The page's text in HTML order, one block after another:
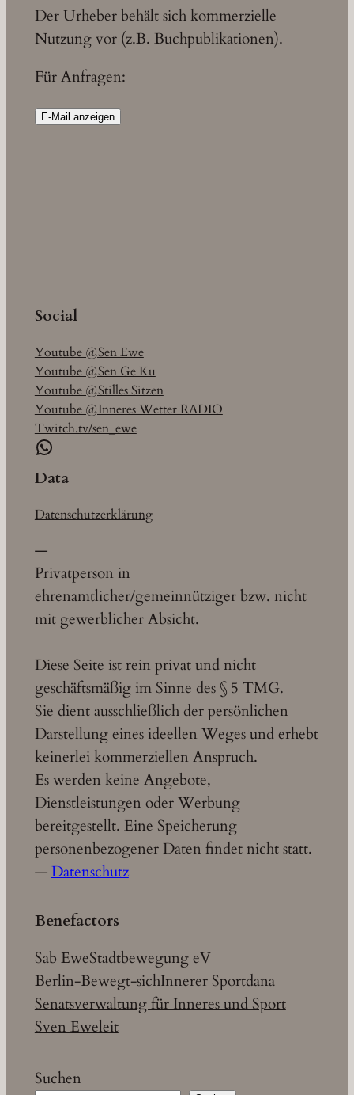
Der Urheber behält sich kommerzielle
Nutzung vor (z.B. Buchpublikationen).
Für Anfragen:
E-Mail anzeigen
Social
Youtube @Sen Ewe
Youtube @Sen Ge Ku
Youtube @Stilles Sitzen
Youtube @Inneres Wetter RADIO
Twitch.tv/sen_ewe
WhatsApp
Data
Datenschutzerklärung
—
Privatperson in
ehrenamtlicher/gemeinnütziger bzw. nicht
mit gewerblicher Absicht.
Diese Seite ist rein privat und nicht
geschäftsmäßig im Sinne des § 5 TMG.
Sie dient ausschließlich der persönlichen
Darstellung eines ideellen Weges und erhebt
keinerlei kommerziellen Anspruch.
Es werden keine Angebote,
Dienstleistungen oder Werbung
bereitgestellt. Eine Speicherung
personenbezogener Daten findet nicht statt.
—Datenschutz
Benefactors
Sab EweStadtbewegung eV
Berlin-Bewegt-sichInnerer Sportdana
Senatsverwaltung für Inneres und Sport
Sven Eweleit
Suchen